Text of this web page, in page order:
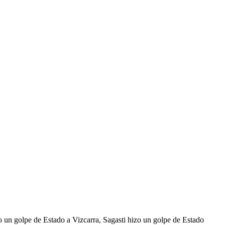
golpe de Estado a Vizcarra, Sagasti hizo un golpe de Estado